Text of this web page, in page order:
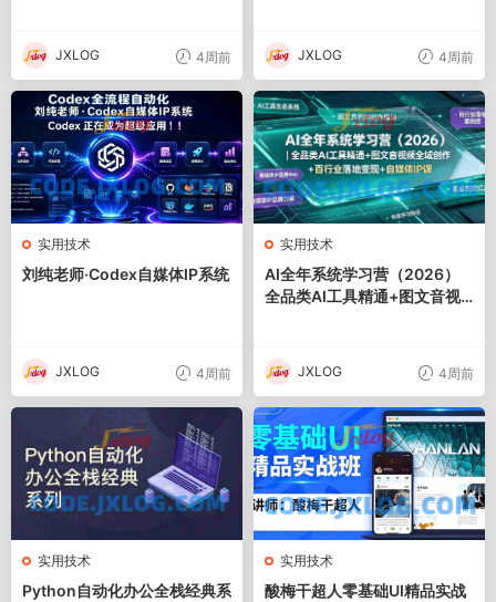
JXLOG 4周前 JXLOG 4周前
实用技术
刘纯老师·Codex自媒体IP系统
JXLOG 4周前
实用技术
AI全年系统学习营（2026）
全品类AI工具精通+图文音视
JXLOG 4周前
实用技术
Python自动化办公全栈经典系
实用技术
酸梅干超人零基础UI精品实战